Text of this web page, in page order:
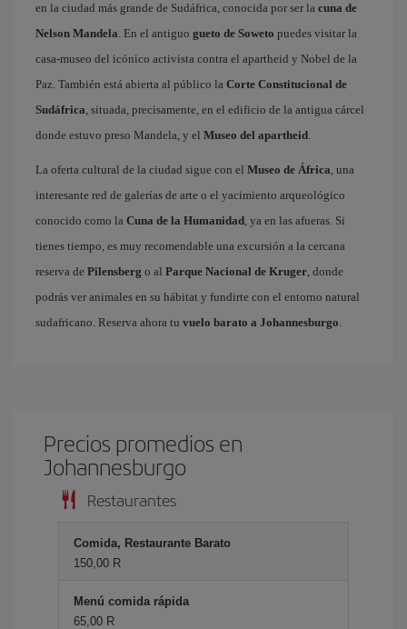
en la ciudad más grande de Sudáfrica, conocida por ser la cuna de
Nelson Mandela. En el antiguo gueto de Soweto puedes visitar la
casa-museo del icónico activista contra el apartheid y Nobel de la
Paz. También está abierta al público la Corte Constitucional de
Sudáfrica, situada, precisamente, en el edificio de la antigua cárcel
donde estuvo preso Mandela, y el Museo del apartheid.
La oferta cultural de la ciudad sigue con el Museo de África, una
interesante red de galerías de arte o el yacimiento arqueológico
conocido como la Cuna de la Humanidad, ya en las afueras. Si
tienes tiempo, es muy recomendable una excursión a la cercana
reserva de Pilensberg o al Parque Nacional de Kruger, donde
podrás ver animales en su hábitat y fundirte con el entorno natural
sudafricano. Reserva ahora tu vuelo barato a Johannesburgo.
Precios promedios en
Johannesburgo
Restaurantes
Comida, Restaurante Barato
150,00 R
Menú comida rápida
65,00 R